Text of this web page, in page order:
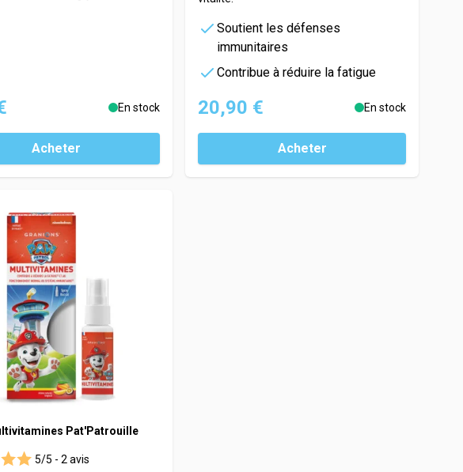
En stock
Acheter
Soutient les défenses
immunitaires
Contribue à réduire la fatigue
20,90 € En stock
Acheter
Pat'Patrouille
5/5 - 2 avis